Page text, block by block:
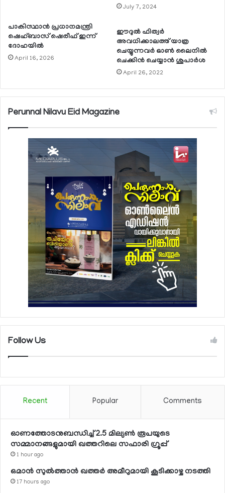
July 7, 2024
പാകിസ്ഥാന്‍ പ്രധാനമന്ത്രി
ഷെഹ്ബാസ് ഷെരീഫ് ഇന്ന്
ദോഹയില്‍
April 16, 2026
ഈദുല്‍ ഫിത്വര്‍
അവധിക്കാലത്ത് യാത്ര
ചെയ്യുന്നവര്‍ ഓണ്‍ ലൈനില്‍
ചെക്കിന്‍ ചെയ്യാന്‍ ശുപാര്‍ശ
April 26, 2022
Perunnal Nilavu Eid Magazine
Follow Us
Recent Popular Comments
ഓണത്തോടനുബന്ധിച്ച് 2.5 മില്യണ്‍ രൂപയുടെ
സമ്മാനങ്ങളുമായി ഖത്തറിലെ സഫാരി ഗ്രൂപ്പ്
1 hour ago
ഒമാന്‍ സുല്‍ത്താന്‍ ഖത്തര്‍ അമീറുമായി കൂടിക്കാഴ്ച നടത്തി
17 hours ago